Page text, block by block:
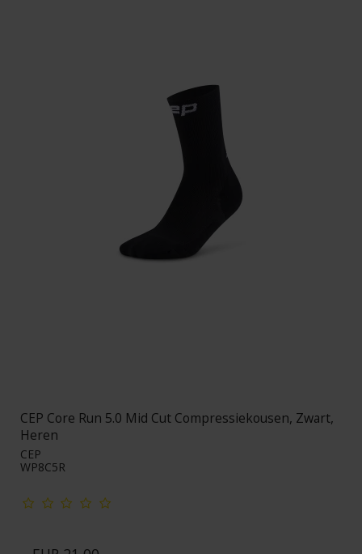
CEP Core Run 5.0 Mid Cut Compressiekousen, Zwart,
Heren
CEP
WP8C5R